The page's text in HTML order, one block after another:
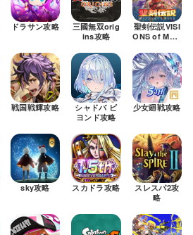
ドラサン攻略
三國無双orig
ins攻略
聖剣伝説VISI
ONS of MAN
戦国戦輝攻略
シャドバ ビ
ヨンド攻略
少女廻戦攻略
sky攻略 スカドラ攻略
スレスパ2攻
略